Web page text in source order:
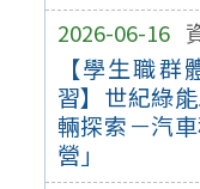
2026-06-16
【學生職
習】世紀綠
輛探索－汽
營」